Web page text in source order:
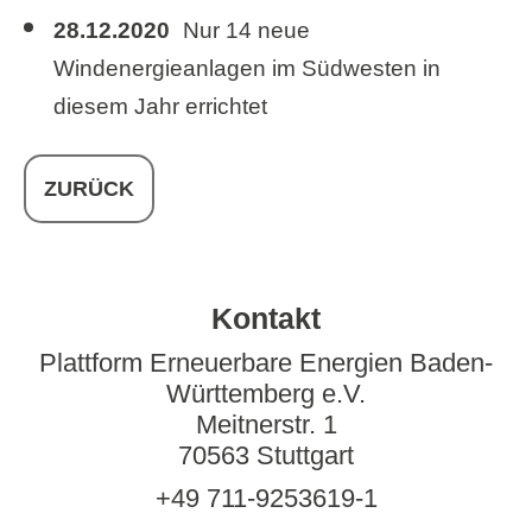
28.12.2020
Nur 14 neue
Windenergieanlagen im Südwesten in
diesem Jahr errichtet
ZURÜCK
Kontakt
Plattform Erneuerbare Energien Baden-
Württemberg e.V.
Meitnerstr. 1
70563 Stuttgart
+49 711-9253619-1